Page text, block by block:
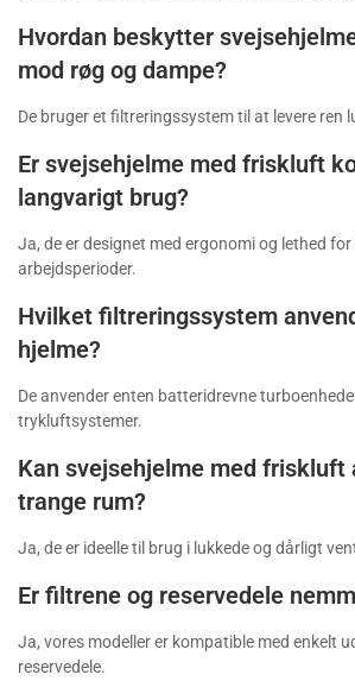
Hvordan beskytter
mod røg og dampe?
De bruger et filtreringssystem til at levere ren
Er svejsehjelme med friskluft
langvarigt brug?
Ja, de er designet med ergonomi og lethed
arbejdsperioder.
Hvilket filtreringssystem
hjelme?
De anvender enten batteridrevne
trykluftsystemer.
Kan svejsehjelme med friskluft
trange rum?
Ja, de er ideelle til brug i lukkede og dårligt
Er filtrene og reservedele
Ja, vores modeller er kompatible med enkelt
reservedele.